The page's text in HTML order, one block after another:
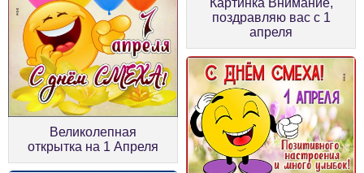
Великолепная
открытка на 1 Апреля
поздравляю вас с 1
апреля